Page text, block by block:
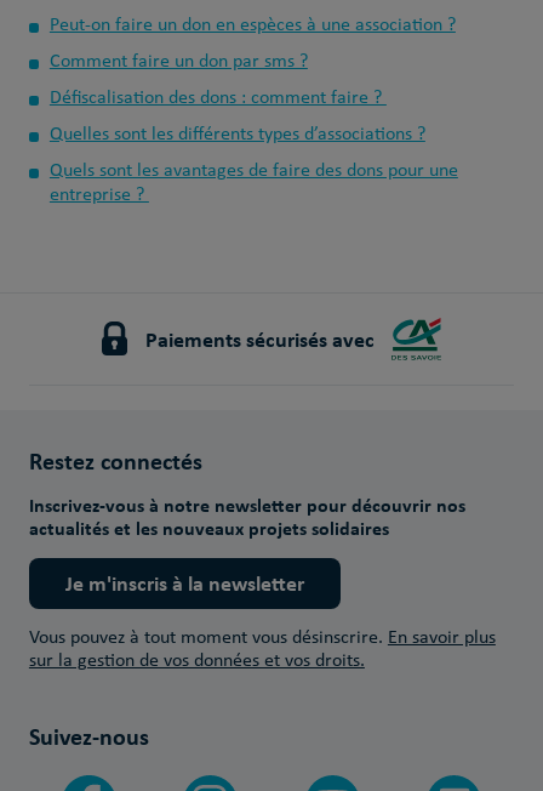
Peut-on faire un don en espèces à une association ?
Comment faire un don par sms ?
Défiscalisation des dons : comment faire ?
Quelles sont les différents types d’associations ?
Quels sont les avantages de faire des dons pour une
entreprise ?
Paiements sécurisés avec
Restez connectés
Inscrivez-vous à notre newsletter pour découvrir nos
actualités et les nouveaux projets solidaires
Je m'inscris à la newsletter
Vous pouvez à tout moment vous désinscrire. En savoir plus
sur la gestion de vos données et vos droits.
Suivez-nous